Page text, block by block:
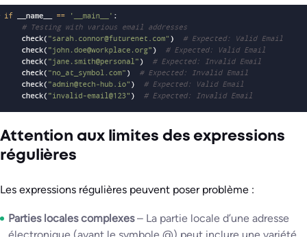
Attention aux limites des expressions
régulières
Les expressions régulières peuvent poser problème :
Parties locales complexes– La partie locale d’une adresse